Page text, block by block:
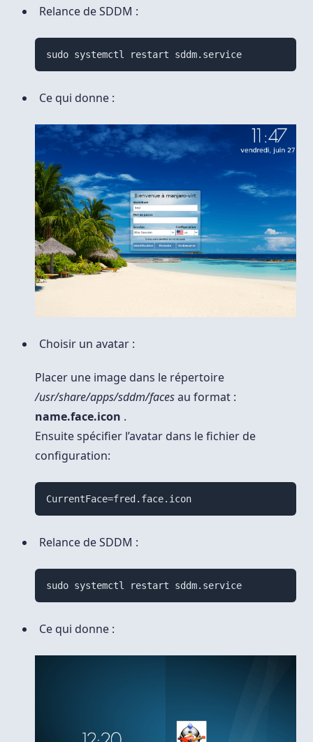
Relance de SDDM :
sudo systemctl restart sddm.service
Ce qui donne :
Choisir un avatar :
Placer une image dans le répertoire
/usr/share/apps/sddm/facesau format :
name.face.icon .
Ensuite spécifier l’avatar dans le fichier de
configuration:
CurrentFace=fred.face.icon
Relance de SDDM :
sudo systemctl restart sddm.service
Ce qui donne :